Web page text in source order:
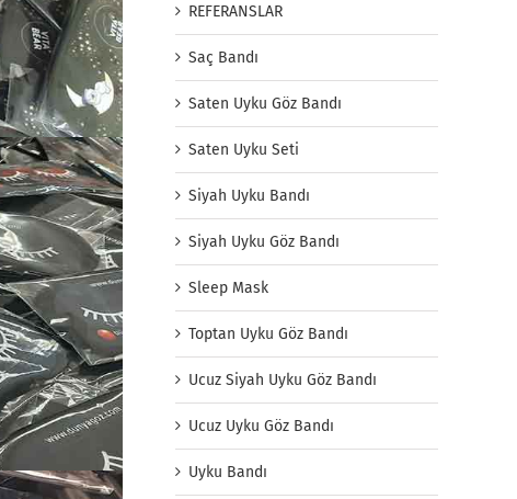
REFERANSLAR
Saç Bandı
Saten Uyku Göz Bandı
Saten Uyku Seti
Siyah Uyku Bandı
Siyah Uyku Göz Bandı
Sleep Mask
Toptan Uyku Göz Bandı
Ucuz Siyah Uyku Göz Bandı
Ucuz Uyku Göz Bandı
Uyku Bandı